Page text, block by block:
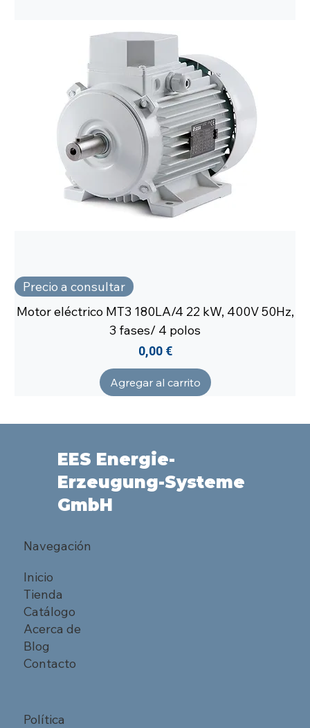
Precio a consultar
Motor eléctrico MT3 180LA/4 22 kW, 400V 50Hz,
3 fases/ 4 polos
Precio
0,00 €
Agregar al carrito
EES Energie-
Erzeugung-Systeme
GmbH
Navegación
Inicio
Tienda
Catálogo
Acerca de
Blog
Contacto
Política